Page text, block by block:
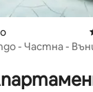
178 отзива
- Частна -